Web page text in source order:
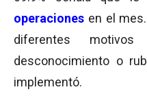
operaciones en el
diferentes motivos
desconocimiento o
implementó.